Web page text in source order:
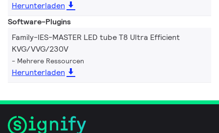
Herunterladen
Software-Plugins
Family-IES-MASTER LED tube T8 Ultra Efficient
KVG/VVG/230V
Mehrere Ressourcen
Herunterladen